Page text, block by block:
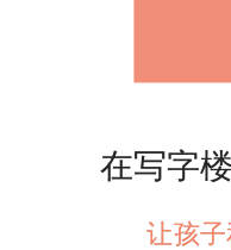
在写字
让孩
在写字
让孩